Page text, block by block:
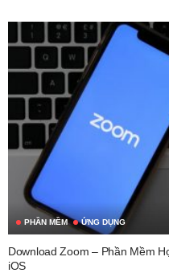
PHẦN MỀM ỨNG DỤNG
Download Zoom – Phần Mềm
iOS